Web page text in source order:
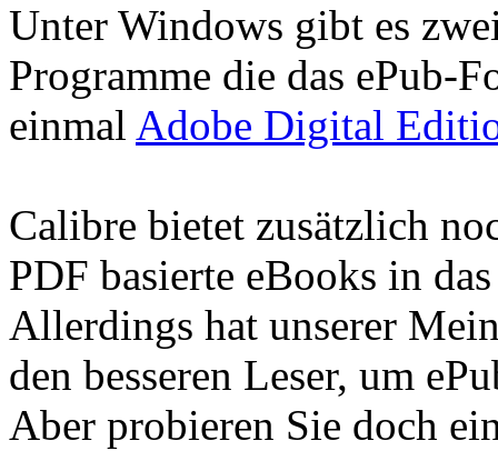
Unter Windows gibt es
Programme die das ePub-
einmal Adobe Digital
Calibre bietet zusätzlich
PDF basierte eBooks in
Allerdings hat unserer
den besseren Leser, um
Aber probieren Sie doch